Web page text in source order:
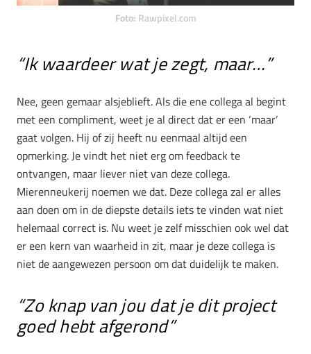
Foto: Rawpixel.com
“Ik waardeer wat je zegt, maar…”
Nee, geen gemaar alsjeblieft. Als die ene collega al begint
met een compliment, weet je al direct dat er een ‘maar’
gaat volgen. Hij of zij heeft nu eenmaal altijd een
opmerking. Je vindt het niet erg om feedback te
ontvangen, maar liever niet van deze collega.
Mierenneukerij noemen we dat. Deze collega zal er alles
aan doen om in de diepste details iets te vinden wat niet
helemaal correct is. Nu weet je zelf misschien ook wel dat
er een kern van waarheid in zit, maar je deze collega is
niet de aangewezen persoon om dat duidelijk te maken.
“Zo knap van jou dat je dit project
goed hebt afgerond”